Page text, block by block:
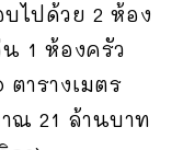
ไปด้วย 2 ห้อง
1 ห้องครัว
ารางเมตร
ณ 21 ล้านบาท